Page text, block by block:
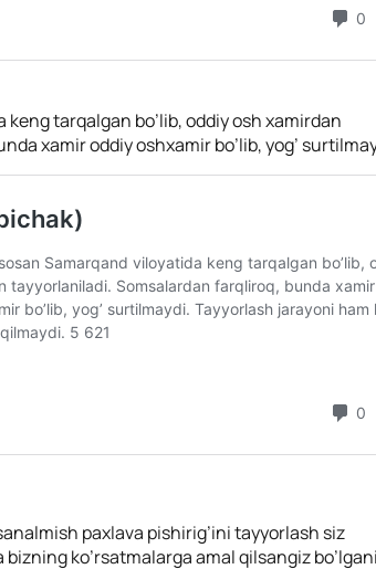
tarqalgan bo’lib, oddiy osh xamirdan
xamir oddiy oshxamir bo’lib, yog’
paxlava pishirig’ini tayyorlash siz
ko’rsatmalarga amal qilsangiz